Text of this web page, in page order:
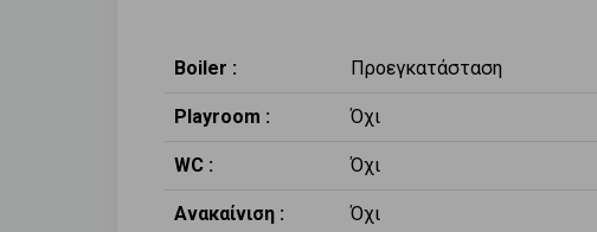
Boiler : Προεγκατάσταση
Playroom : Όχι
WC : Όχι
Ανακαίνιση : Όχι